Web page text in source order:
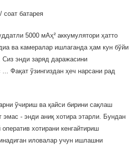
батарея
5000 мАҳ² аккумулятори ҳатто
ва камералар ишлаганда ҳам кун бўйи
Сиз энди заряд даражасини
Фақат ўзингиздан ҳеч нарсани рад
ўчириш ва қайси бирини сақлаш
эмас - энди аниқ хотира этарли. Бундан
хотирани кенгайтириш
иловалар учун ишлашни